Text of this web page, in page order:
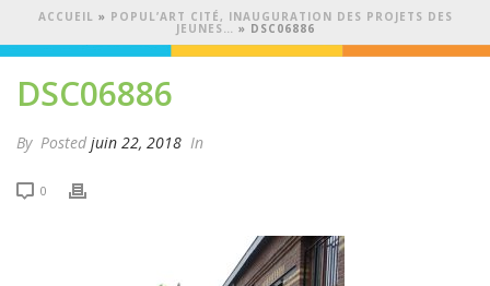
ACCUEIL » POPUL’ART CITÉ, INAUGURATION DES PROJETS DES
JEUNES… » DSC06886
DSC06886
By Posted juin 22, 2018 In
0